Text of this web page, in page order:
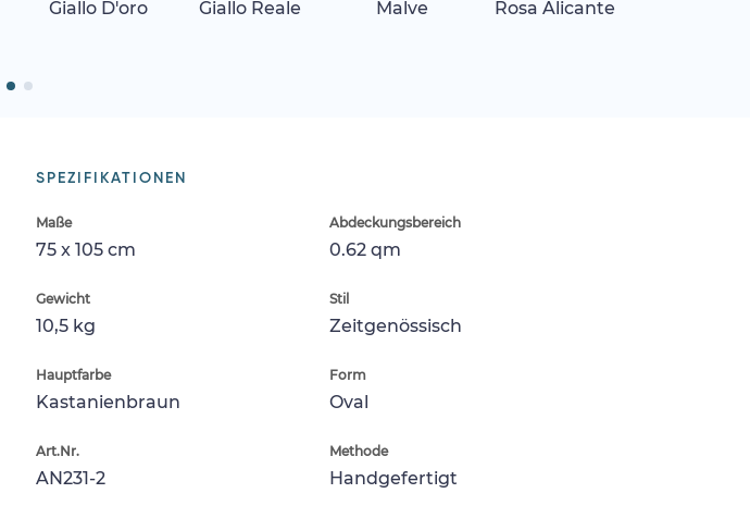
Giallo D'oro Giallo Reale Malve Rosa Alicante
SPEZIFIKATIONEN
Maße
75 x 105 cm
Abdeckungsbereich
0.62 qm
Gewicht
10,5 kg
Stil
Zeitgenössisch
Hauptfarbe
Kastanienbraun
Form
Oval
Art.Nr.
AN231-2
Methode
Handgefertigt